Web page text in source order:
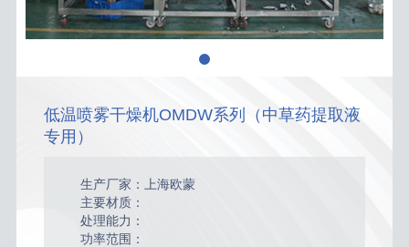
低温喷雾干燥机OMDW系列（中草药提取液
专用）
生产厂家：上海欧蒙
主要材质：
处理能力：
功率范围：